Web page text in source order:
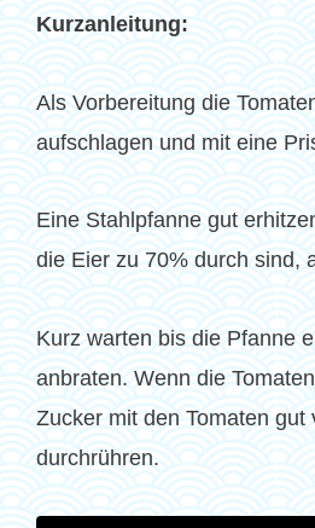
Kurzanleitung:
Als Vorbereitung die
aufschlagen und mit eine
Eine Stahlpfanne gut
die Eier zu 70% durch sind,
Kurz warten bis die Pfanne
anbraten. Wenn die
Zucker mit den Tomaten
durchrühren.